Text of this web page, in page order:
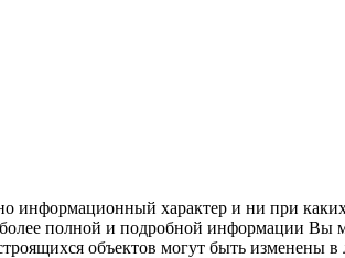
информационный характер и ни при
полной и подробной информации Вы
объектов могут быть изменены